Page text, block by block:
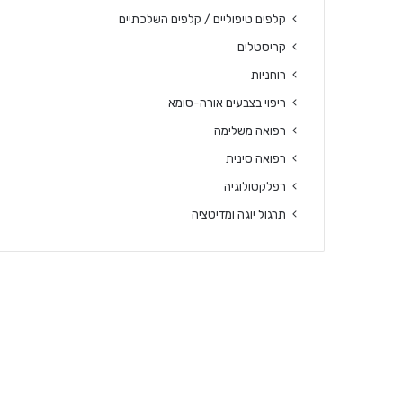
קלפים טיפוליים / קלפים השלכתיים
קריסטלים
רוחניות
ריפוי בצבעים אורה-סומא
רפואה משלימה
רפואה סינית
רפלקסולוגיה
תרגול יוגה ומדיטציה